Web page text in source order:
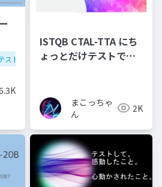
スト リスクベースドテスト
ISTQB CTAL-TTA にち
ょっとだけテストでき
まこっちゃ
ん
2K